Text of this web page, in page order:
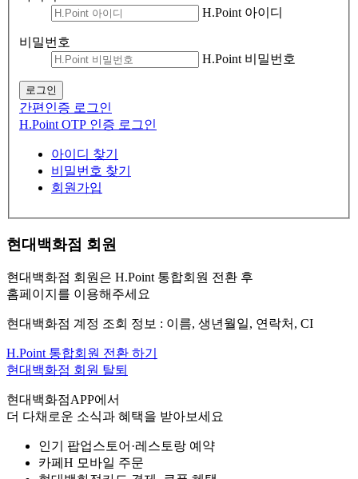
H.Point 아이디
비밀번호
H.Point 비밀번호
로그인
간편인증 로그인
H.Point OTP 인증 로그인
아이디 찾기
비밀번호 찾기
회원가입
현대백화점 회원
현대백화점 회원은 H.Point 통합회원 전환 후
홈페이지를 이용해주세요
현대백화점 계정 조회 정보 : 이름, 생년월일, 연락처, CI
H.Point 통합회원 전환 하기
현대백화점 회원 탈퇴
현대백화점APP에서
더 다채로운 소식과 혜택을 받아보세요
인기 팝업스토어·레스토랑 예약
카페H 모바일 주문